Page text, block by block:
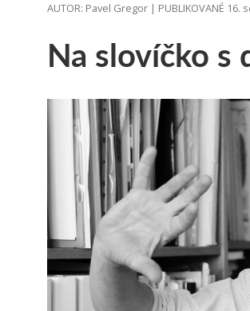
Na slovíčko s
AUTOR: Pavel Gregor | PUBLIKOVANÉ 16.